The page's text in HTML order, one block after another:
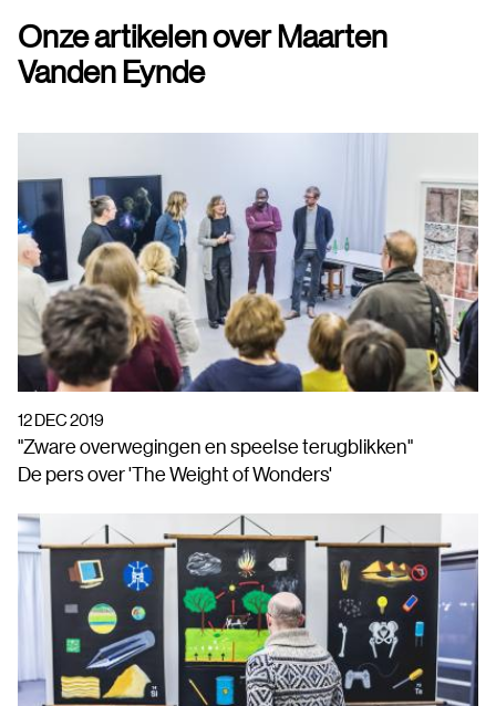
Onze artikelen over Maarten
Vanden Eynde
12 DEC 2019
"Zware overwegingen en speelse terugblikken"
De pers over 'The Weight of Wonders'